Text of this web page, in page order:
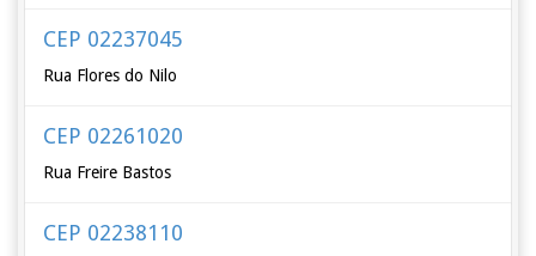
CEP 02237045
Rua Flores do Nilo
CEP 02261020
Rua Freire Bastos
CEP 02238110